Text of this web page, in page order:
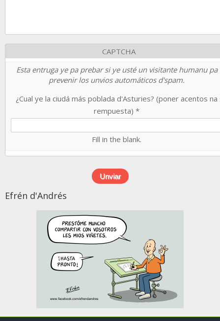
CAPTCHA
Esta entruga ye pa prebar si ye usté un visitante humanu pa
prevenir los unvios automáticos d'spam.
¿Cual ye la ciudá más poblada d'Asturies? (poner acentos na
rempuesta) *
Fill in the blank.
Efrén d'Andrés